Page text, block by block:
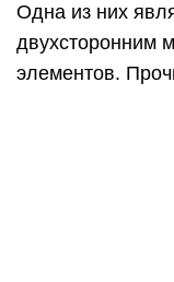
Одна из них
двухсторонним
элементов.